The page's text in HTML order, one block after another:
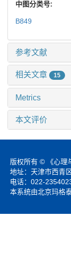
中图分类号:
B849
参考文献
相关文章 15
Metrics
本文评价
版权所有 © 《心理
地址：天津市西青
电话：022-
本系统由北京玛格